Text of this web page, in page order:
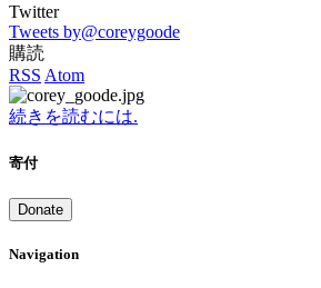
Twitter
Tweets by@coreygoode
購読
RSS Atom
続きを読むには.
寄付
Donate
Navigation